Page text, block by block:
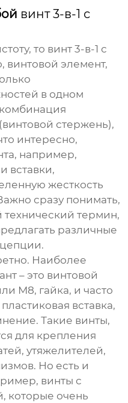
винт 3-в-1 с
то винт 3-в-1 с
винтовой элемент,
в одном
стержень),
интересно,
например,
вставки,
жесткость
сразу понимать,
технический термин,
различные
Наиболее
– это винтовой
М8, гайка, и часто
вставка,
Такие винты,
для крепления
утяжелителей,
Но есть и
винты с
которые очень